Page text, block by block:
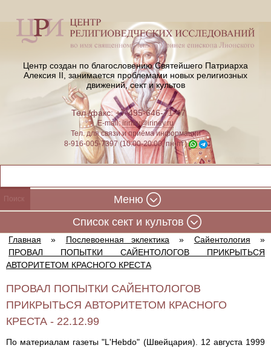
Центр создан по благословению Святейшего Патриарха
Алексия II, занимается проблемами новых религиозных
движений, сект и культов
Тел./факс: +7-495-646-71-47
E-mail:iriney@iriney.ru
Тел. для связи и приёма информации
8-916-005-7397 (10:00-20:00, пн-пт)
Меню
Cписок сект и культов
Главная » Послевоенная эклектика » Сайентология
»
ПРОВАЛ ПОПЫТКИ САЙЕНТОЛОГОВ ПРИКРЫТЬСЯ
АВТОРИТЕТОМ КРАСНОГО КРЕСТА
ПРОВАЛ ПОПЫТКИ САЙЕНТОЛОГОВ
ПРИКРЫТЬСЯ АВТОРИТЕТОМ КРАСНОГО
КРЕСТА - 22.12.99
По материалам газеты "L'Hebdo" (Швейцария). 12 августа 1999